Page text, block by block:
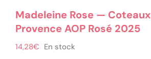
Madeleine Rose —
Provence AOP Rosé 2025
14,28€ En stock